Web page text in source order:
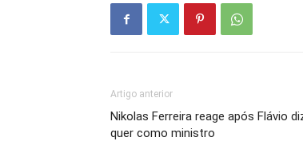
Artigo anterior
Nikolas Ferreira reage após Flávio
quer como ministro